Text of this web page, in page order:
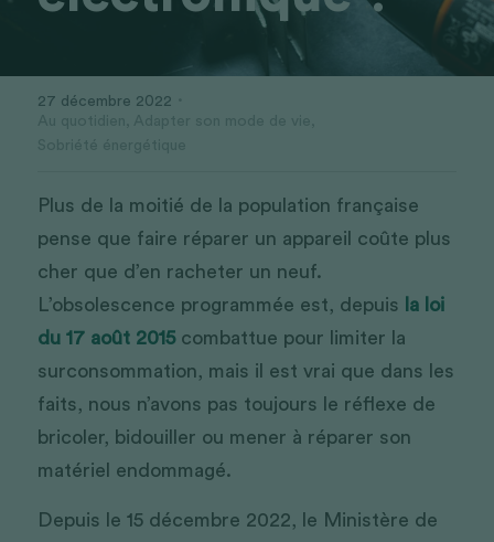
27 décembre 2022
Plus de la moitié de la population française
pense que faire réparer un appareil coûte plus
cher que d’en racheter un neuf.
L’obsolescence programmée est, depuis
la loi
du 17 août 2015 combattue pour limiter la
surconsommation, mais il est vrai que dans les
faits, nous n’avons pas toujours le réflexe de
bricoler, bidouiller ou mener à réparer son
matériel endommagé.
Depuis le 15 décembre 2022, le Ministère de